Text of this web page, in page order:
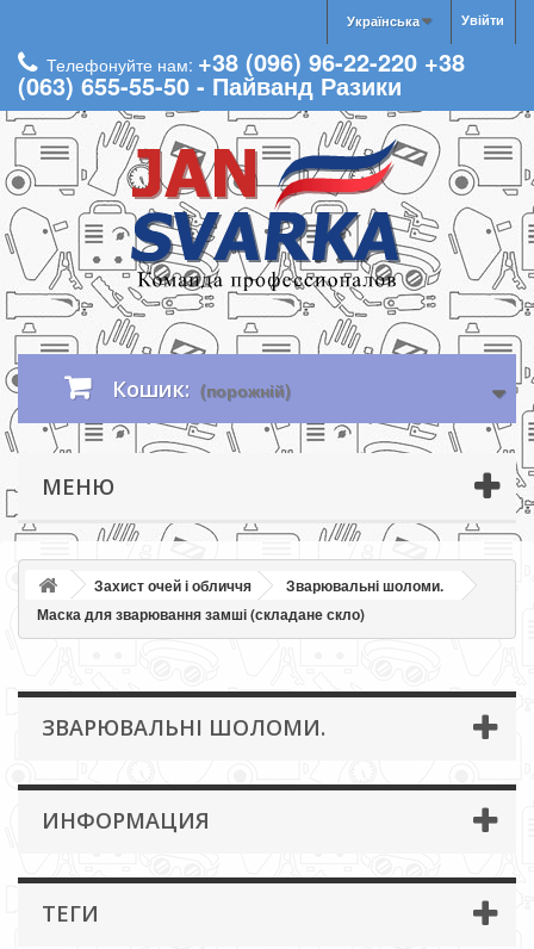
Увійти
Українська
Телефонуйте нам: +38 (096) 96-22-220 +38
(063) 655-55-50 - Пайванд Разики
Кошик: (порожній)
МЕНЮ
Захист очей і обличчя
Зварювальні шоломи.
Маска для зварювання замші (складане скло)
ЗВАРЮВАЛЬНІ ШОЛОМИ.
ИНФОРМАЦИЯ
ТЕГИ